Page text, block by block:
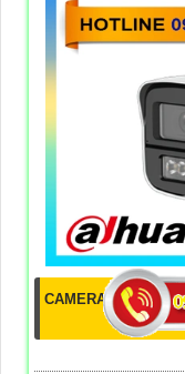
CAMERA CÔNG